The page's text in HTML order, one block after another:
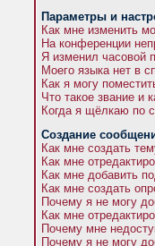
Параметры и
Как мне изменить
На конференции
Я изменил часовой
Моего языка нет в
Как я могу
Что такое звание и
Когда я щёлкаю по
Создание
Как мне создать
Как мне
Как мне добавить
Как мне создать
Почему я не могу
Как мне
Почему мне
Почему я не могу